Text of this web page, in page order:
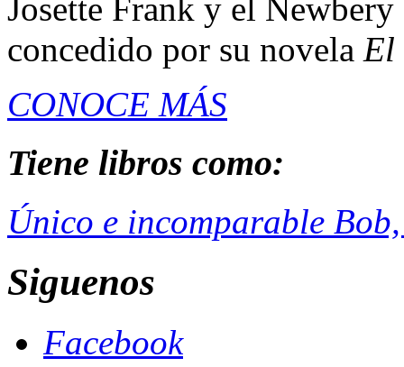
Josette Frank y el
concedido por su novela El
CONOCE MÁS
Tiene libros como:
Único e incomparable
Siguenos
Facebook